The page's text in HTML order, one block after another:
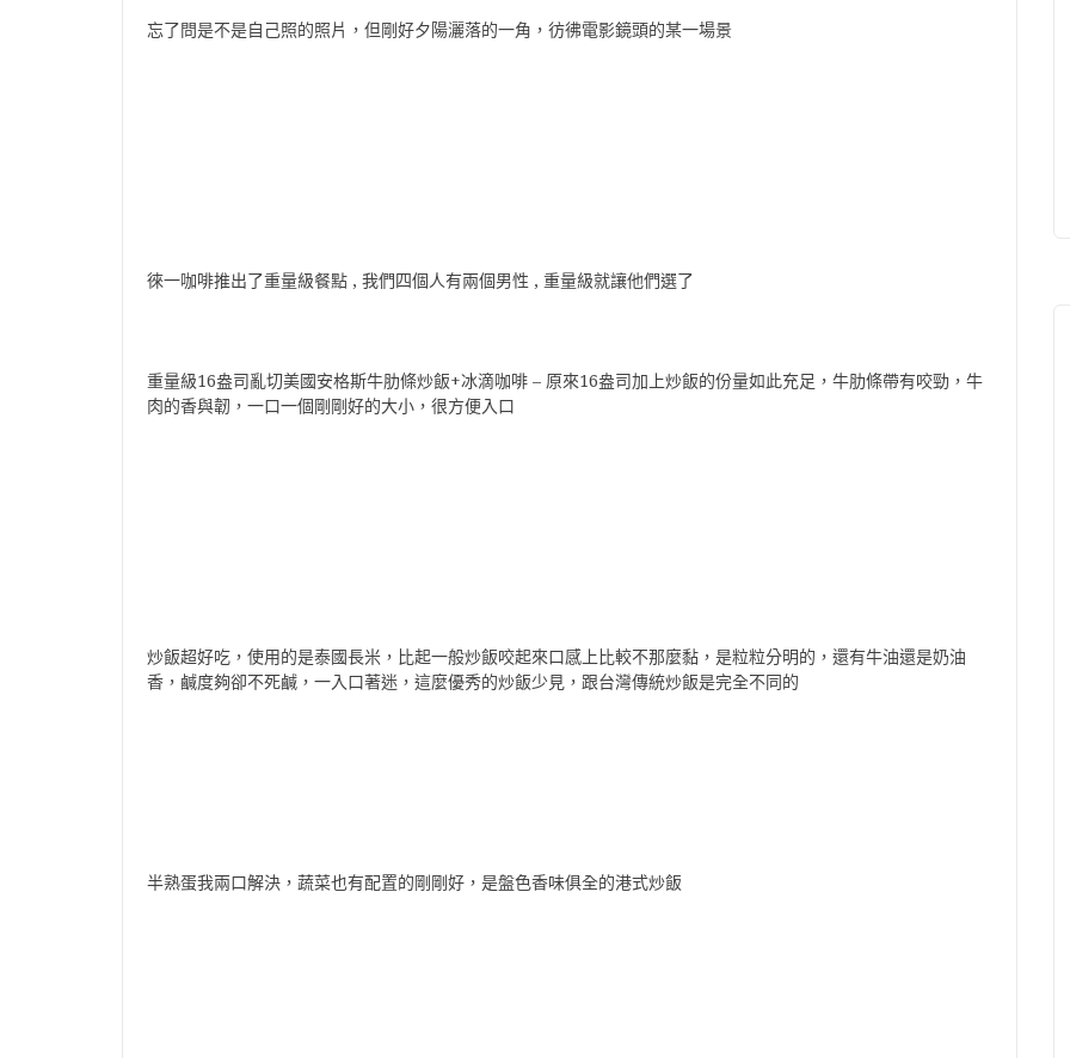
忘了問是不是自己照的照片，但剛好夕陽灑落的一角，彷彿電影鏡頭的某一場景
徠一咖啡推出了重量級餐點 , 我們四個人有兩個男性 , 重量級就讓他們選了
重量級16盎司亂切美國安格斯牛肋條炒飯+冰滴咖啡 – 原來16盎司加上炒飯的份量如此充足，牛肋條帶有咬勁，牛
肉的香與韌，一口一個剛剛好的大小，很方便入口
炒飯超好吃，使用的是泰國長米，比起一般炒飯咬起來口感上比較不那麼黏，是粒粒分明的，還有牛油還是奶油
香，鹹度夠卻不死鹹，一入口著迷，這麼優秀的炒飯少見，跟台灣傳統炒飯是完全不同的
半熟蛋我兩口解決，蔬菜也有配置的剛剛好，是盤色香味俱全的港式炒飯